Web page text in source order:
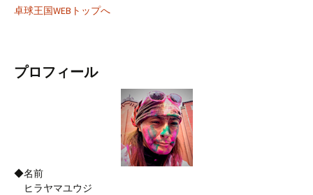
卓球王国WEBトップへ
プロフィール
◆名前
ヒラヤマユウジ